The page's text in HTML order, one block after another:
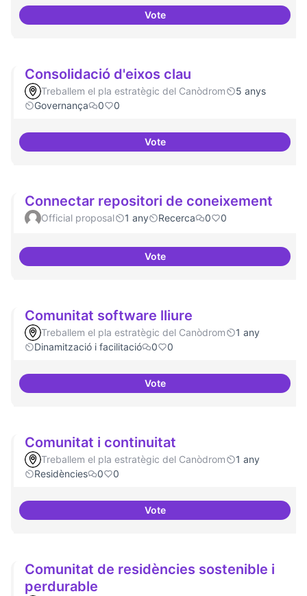
VoteConsolidar oferta antena
Consolidació d'eixos clau
Treballem el pla estratègic del Canòdrom
5 anys
Governança
0 0
VoteConsolidació d'eixos clau
Connectar repositori de coneixement
Official proposal 1 any Recerca 0 0
VoteConnectar repositori de
Comunitat software lliure
Treballem el pla estratègic del Canòdrom
1 any
Dinamització i facilitació
0 0
VoteComunitat software lliure
Comunitat i continuitat
Treballem el pla estratègic del Canòdrom
1 any
Residències
0 0
VoteComunitat i continuitat
Comunitat de residències sostenible i
perdurable